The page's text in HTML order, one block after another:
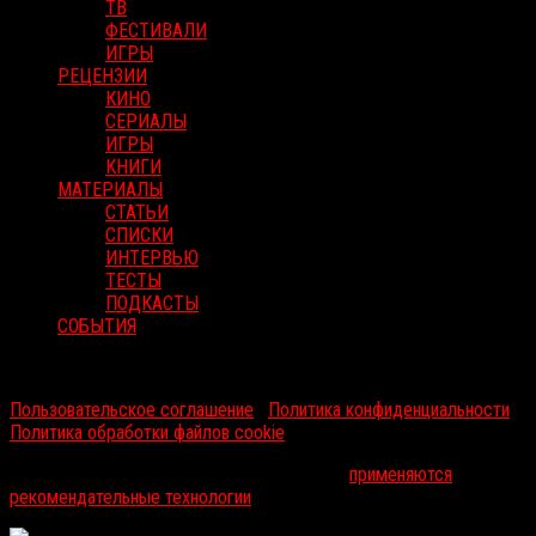
ТВ
ФЕСТИВАЛИ
ИГРЫ
РЕЦЕНЗИИ
КИНО
СЕРИАЛЫ
ИГРЫ
КНИГИ
МАТЕРИАЛЫ
СТАТЬИ
СПИСКИ
ИНТЕРВЬЮ
ТЕСТЫ
ПОДКАСТЫ
СОБЫТИЯ
Пользовательское соглашение
Политика конфиденциальности
Политика обработки файлов cookie
применяются
рекомендательные технологии